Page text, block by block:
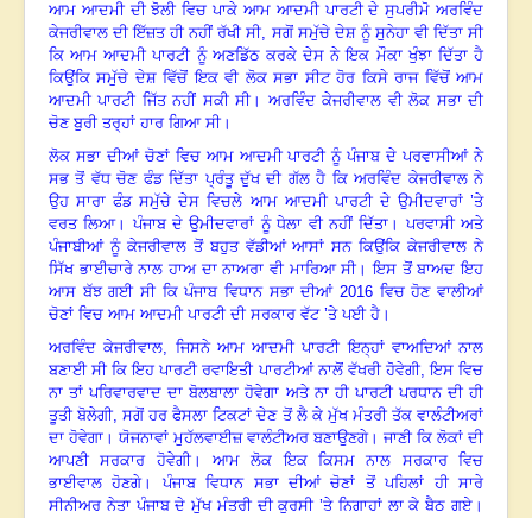
ਆਮ ਆਦਮੀ ਦੀ ਝੋਲੀ ਵਿਚ ਪਾਕੇ ਆਮ ਆਦਮੀ ਪਾਰਟੀ ਦੇ ਸੁਪਰੀਮੋ ਅਰਵਿੰਦ
ਕੇਜਰੀਵਾਲ ਦੀ ਇੱਜ਼ਤ ਹੀ ਨਹੀਂ ਰੱਖੀ ਸੀ, ਸਗੋਂ ਸਮੁੱਚੇ ਦੇਸ਼ ਨੂੰ ਸੁਨੇਹਾ ਵੀ ਦਿੱਤਾ ਸੀ
ਕਿ ਆਮ ਆਦਮੀ ਪਾਰਟੀ ਨੂੰ ਅਣਡਿੱਠ ਕਰਕੇ ਦੇਸ ਨੇ ਇਕ ਮੌਕਾ ਖੁੰਝਾ ਦਿੱਤਾ ਹੈ
ਕਿਉਂਕਿ ਸਮੁੱਚੇ ਦੇਸ਼ ਵਿੱਚੋਂ ਇਕ ਵੀ ਲੋਕ ਸਭਾ ਸੀਟ ਹੋਰ ਕਿਸੇ ਰਾਜ ਵਿੱਚੋਂ ਆਮ
ਆਦਮੀ ਪਾਰਟੀ ਜਿੱਤ ਨਹੀਂ ਸਕੀ ਸੀ। ਅਰਵਿੰਦ ਕੇਜਰੀਵਾਲ ਵੀ ਲੋਕ ਸਭਾ ਦੀ
ਚੋਣ ਬੁਰੀ ਤਰ੍ਹਾਂ ਹਾਰ ਗਿਆ ਸੀ।
ਲੋਕ ਸਭਾ ਦੀਆਂ ਚੋਣਾਂ ਵਿਚ ਆਮ ਆਦਮੀ ਪਾਰਟੀ ਨੂੰ ਪੰਜਾਬ ਦੇ ਪਰਵਾਸੀਆਂ ਨੇ
ਸਭ ਤੋਂ ਵੱਧ ਚੋਣ ਫੰਡ ਦਿੱਤਾ ਪ੍ਰੰਤੂ ਦੁੱਖ ਦੀ ਗੱਲ ਹੈ ਕਿ ਅਰਵਿੰਦ ਕੇਜਰੀਵਾਲ ਨੇ
ਉਹ ਸਾਰਾ ਫੰਡ ਸਮੁੱਚੇ ਦੇਸ ਵਿਚਲੇ ਆਮ ਆਦਮੀ ਪਾਰਟੀ ਦੇ ਉਮੀਦਵਾਰਾਂ ’ਤੇ
ਵਰਤ ਲਿਆ। ਪੰਜਾਬ ਦੇ ਉਮੀਦਵਾਰਾਂ ਨੂੰ ਧੇਲਾ ਵੀ ਨਹੀਂ ਦਿੱਤਾ । ਪਰਵਾਸੀ ਅਤੇ
ਪੰਜਾਬੀਆਂ ਨੂੰ ਕੇਜਰੀਵਾਲ ਤੋਂ ਬਹੁਤ ਵੱਡੀਆਂ ਆਸਾਂ ਸਨ ਕਿਉਂਕਿ ਕੇਜਰੀਵਾਲ ਨੇ
ਸਿੱਖ ਭਾਈਚਾਰੇ ਨਾਲ ਹਾਅ ਦਾ ਨਾਅਰਾ ਵੀ ਮਾਰਿਆ ਸੀ।ਇਸ ਤੋਂ ਬਾਅਦ ਇਹ
ਆਸ ਬੱਝ ਗਈ ਸੀ ਕਿ ਪੰਜਾਬ ਵਿਧਾਨ ਸਭਾ ਦੀਆਂ 2016 ਵਿਚ ਹੋਣ ਵਾਲੀਆਂ
ਚੋਣਾਂ ਵਿਚ ਆਮ ਆਦਮੀ ਪਾਰਟੀ ਦੀ ਸਰਕਾਰ ਵੱਟ ’ਤੇ ਪਈ ਹੈ ।
ਅਰਵਿੰਦ ਕੇਜਰੀਵਾਲ, ਜਿਸਨੇ ਆਮ ਆਦਮੀ ਪਾਰਟੀ ਇਨ੍ਹਾਂ ਵਾਅਦਿਆਂ ਨਾਲ
ਬਣਾਈ ਸੀ ਕਿ ਇਹ ਪਾਰਟੀ ਰਵਾਇਤੀ ਪਾਰਟੀਆਂ ਨਾਲੋਂ ਵੱਖਰੀ ਹੋਵੇਗੀ,ਇਸ ਵਿਚ
ਨਾ ਤਾਂ ਪਰਿਵਾਰਵਾਦ ਦਾ ਬੋਲਬਾਲਾ ਹੋਵੇਗਾ ਅਤੇ ਨਾ ਹੀ ਪਾਰਟੀ ਪਰਧਾਨ ਦੀ ਹੀ
ਤੂਤੀ ਬੋਲੇਗੀ, ਸਗੋਂ ਹਰ ਫੈਸਲਾ ਟਿਕਟਾਂ ਦੇਣ ਤੋਂ ਲੈ ਕੇ ਮੁੱਖ ਮੰਤਰੀ ਤੱਕ ਵਾਲੰਟੀਅਰਾਂ
ਦਾ ਹੋਵੇਗਾ । ਯੋਜਨਾਵਾਂ ਮੁਹੱਲਵਾਈਜ਼ ਵਾਲੰਟੀਅਰ ਬਣਾਉਣਗੇ। ਜਾਣੀ ਕਿ ਲੋਕਾਂ ਦੀ
ਆਪਣੀ ਸਰਕਾਰ ਹੋਵੇਗੀ।ਆਮ ਲੋਕ ਇਕ ਕਿਸਮ ਨਾਲ ਸਰਕਾਰ ਵਿਚ
ਭਾਈਵਾਲ ਹੋਣਗੇ। ਪੰਜਾਬ ਵਿਧਾਨ ਸਭਾ ਦੀਆਂ ਚੋਣਾਂ ਤੋਂ ਪਹਿਲਾਂ ਹੀ ਸਾਰੇ
ਸੀਨੀਅਰ ਨੇਤਾ ਪੰਜਾਬ ਦੇ ਮੁੱਖ ਮੰਤਰੀ ਦੀ ਕੁਰਸੀ ’ਤੇ ਨਿਗਾਹਾਂ ਲਾ ਕੇ ਬੈਠ ਗਏ ।